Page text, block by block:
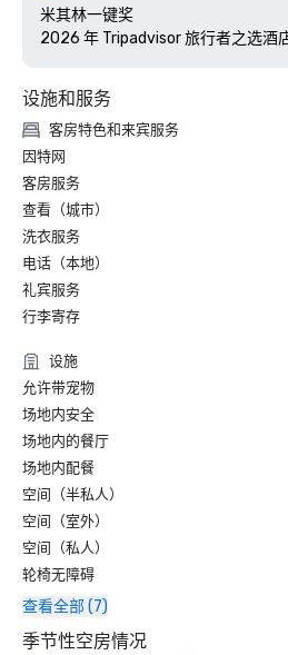
米其林一键奖
2026 年 Tripadvisor 旅行者之选酒
设施和服务
客房特色和来宾服务
因特网
客房服务
查看（城市）
洗衣服务
电话（本地）
礼宾服务
行李寄存
设施
允许带宠物
场地内安全
场地内的餐厅
场地内配餐
空间（半私人）
空间（室外）
空间（私人）
轮椅无障碍
查看全部 (7)
季节性空房情况